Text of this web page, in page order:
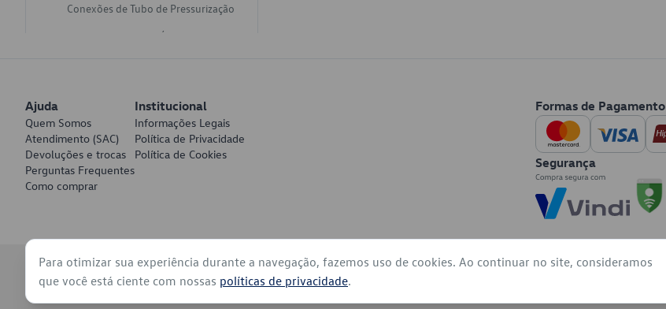
Conexões de Tubo de Pressurização
Varetas de Nivel de Óleo
Discos de Freio
Juntas de Bomba de Vácuo
Mangueiras de Vácuo de Servo
Pratos de Disco de Freio
Travas de Pastilha de Freio
Ajuda
Quem Somos
Atendimento (SAC)
Devoluções e trocas
Perguntas Frequentes
Como comprar
Institucional
Informações Legais
Política de Privacidade
Política de Cookies
Formas de Pagamento
Segurança
© 2026 - Volkswagen do Brasil - Todos os direitos reservados
Para otimizar sua experiência durante a navegação, fazemos uso de cookies. Ao continuar no site, consideramos
que você está ciente com nossas políticas de privacidade.